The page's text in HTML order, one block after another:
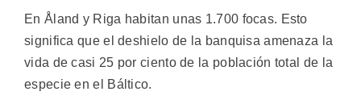
En Åland y Riga habitan unas 1.700 focas. Esto
significa que el deshielo de la banquisa amenaza la
vida de casi 25 por ciento de la población total de la
especie en el Báltico.